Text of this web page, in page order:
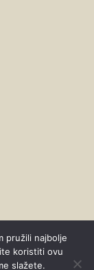
pružili najbolje
koristiti ovu
slažete.